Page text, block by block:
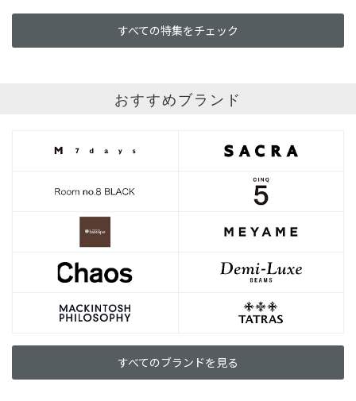
すべての特集をチェック
おすすめブランド
すべてのブランドを見る